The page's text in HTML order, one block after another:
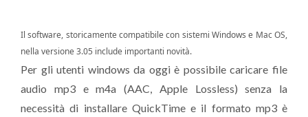
Il software, storicamente compatibile con sistemi Windows e Mac OS,
nella versione 3.05 include importanti novità.
Per gli utenti windows da oggi è possibile caricare file
audio mp3 e m4a (AAC, Apple Lossless) senza la
necessità di installare QuickTime e il formato mp3 è